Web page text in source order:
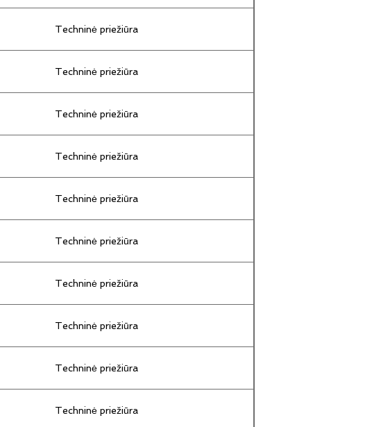
Techninė priežiūra
Techninė priežiūra
Techninė priežiūra
Techninė priežiūra
Techninė priežiūra
Techninė priežiūra
Techninė priežiūra
Techninė priežiūra
Techninė priežiūra
Techninė priežiūra